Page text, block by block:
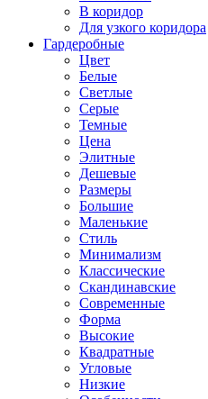
В коридор
Для узкого коридора
Гардеробные
Цвет
Белые
Светлые
Серые
Темные
Цена
Элитные
Дешевые
Размеры
Большие
Маленькие
Стиль
Минимализм
Классические
Скандинавские
Современные
Форма
Высокие
Квадратные
Угловые
Низкие